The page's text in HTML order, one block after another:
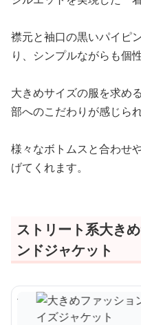
襟元と袖口の黒いパイピ
り、シンプルながらも個
大きめサイズの服を求め
部へのこだわりが感じら
様々なボトムスと合わせ
げてくれます。
ストリート系大き
ンドジャケット